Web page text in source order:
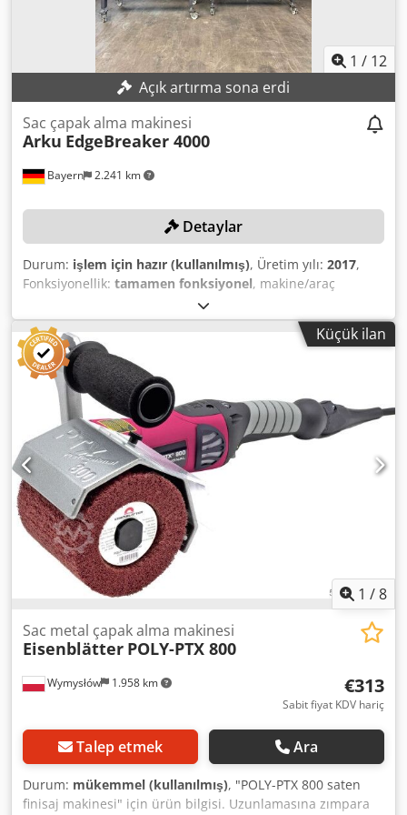
1 / 12
Açık artırma sona erdi
Bayern 2.241 km
Sac çapak alma makinesi
Arku EdgeBreaker 4000
Detaylar
Durum: işlem için hazır (kullanılmış), Üretim yılı: 2017,
Fonksiyonellik: tamamen fonksiyonel, makine/araç
, sac kalınlığı (maks.):
ağırlık:4.650 kg, geçiş genişliği:1.300 mm, TEKNİK
ÖZELLİKLER Tahrik Sistemi: 1 adet döner zımpara bandı,
fırça bandı Masa: 2 adet hareketli masa, kauçuk
yüzeyli/konveyör bantlı Malzeme kalınlığı: 0,8 ila 100 mm
Geçiş genişliği: maks. 1.300 mm İş parçasının boyutları:
min. 180 x 100 mm İş parçasının ağırlığı: maks. 250 kg/m
İlerleme hızı: 0,2 ila 6 m/dak MAKİNE ÖZELLİKLERİ Çalışma
saati: yaklaşık 1.500 saat Boyutlar ve Ağırlık Boyutlar: 2.200
x 2.900 x 2.200 mm Makine ağırlığı: yaklaşık 4.650 kg
DONANIM Csdpfx Acszkr Rtszerf İşleme: iki yüzeyli, kuru
Küçük ilan
1 /8
Wymysłów 1.958 km
Sac metal çapak alma makinesi
Eisenblätter POLY-PTX 800
€313
Sabit fiyat KDV hariç
Talep etmek Ara
Durum: mükemmel (kullanılmış), "POLY-PTX 800 saten
finisaj makinesi" için ürün bilgisi. Uzunlamasına zımpara